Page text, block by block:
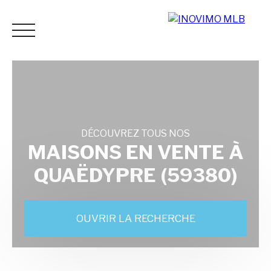
ACCUEIL ACHETER LOUER ESTIMER VENDRE
Espace
vendeur
Mes
favoris
ESTIMATI
ON
DÉCOUVREZ TOUS NOS
MAISONS EN VENTE À
QUAËDYPRE (59380)
OUVRIR LA RECHERCHE
Vente Location Neuf